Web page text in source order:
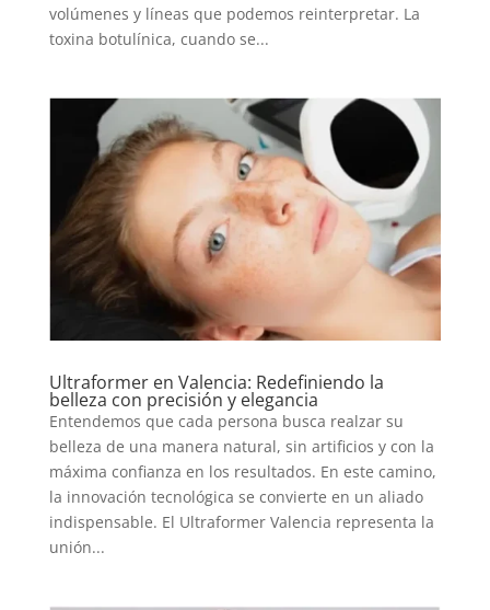
volúmenes y líneas que podemos reinterpretar. La
toxina botulínica, cuando se...
Ultraformer en Valencia: Redefiniendo la
belleza con precisión y elegancia
Entendemos que cada persona busca realzar su
belleza de una manera natural, sin artificios y con la
máxima confianza en los resultados. En este camino,
la innovación tecnológica se convierte en un aliado
indispensable. El Ultraformer Valencia representa la
unión...